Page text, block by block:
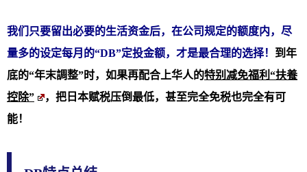
我们只要留出必要的生活资金后，在公司规定的额度内，尽
量多的设定每月的“DB”定投金额，才是最合理的选择！ 到年
底的“年末調整”时，如果再配合上华人的特别减免福利“扶養
控除”
，把日本赋税压倒最低，甚至完全免税也完全有可
能！